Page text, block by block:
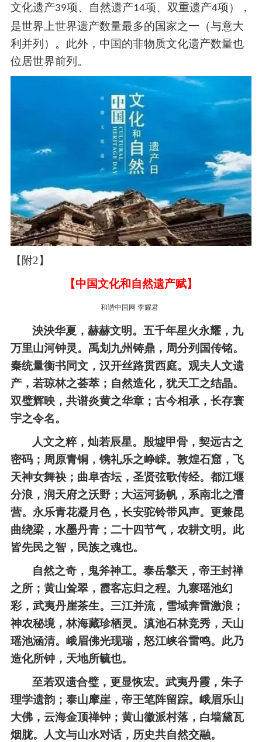
文化遗产39项、自然遗产14项、双重遗产4项），
是世界上世界遗产数量最多的国家之一（与意大
利并列）。此外，中国的非物质文化遗产数量也
位居世界前列。
【附2】
【中国文化和自然遗产赋】
和谐中国网 李耀君
泱泱华夏，赫赫文明。五千年星火永耀，九
万里山河钟灵。禹划九州铸鼎，周分列国传铭。
秦统量衡书同文，汉开丝路贯西庭。观夫人文遗
产，若琼林之荟萃；自然造化，犹天工之结晶。
双璧辉映，共谱炎黄之华章；古今相承，长存寰
宇之令名。
人文之粹，灿若辰星。殷墟甲骨，契远古之
密码；周原青铜，镌礼乐之峥嵘。敦煌石窟，飞
天神女舞袂；曲阜杏坛，圣贤弦歌传经。都江堰
分浪，润天府之沃野；大运河扬帆，系南北之漕
营。永乐青花凝月色，长安驼铃带风声。更兼昆
曲绕梁，水墨丹青；二十四节气，农耕文明。此
皆先民之智，民族之魂也。
自然之奇，鬼斧神工。泰岳擎天，帝王封禅
之所；黄山耸翠，霞客忘归之程。九寨瑶池幻
彩，武夷丹崖茶生。三江并流，雪域奔雷激浪；
神农秘境，林海藏珍栖灵。滇池石林竞秀，天山
瑶池涵清。峨眉佛光现瑞，怒江峡谷雷鸣。此乃
造化所钟，天地所毓也。
至若双遗合璧，更显恢宏。武夷丹霞，朱子
理学遗韵；泰山摩崖，帝王笔阵留踪。峨眉乐山
大佛，云海金顶禅钟；黄山徽派村落，白墙黛瓦
烟胧。人文与山水对话，历史共自然交融。